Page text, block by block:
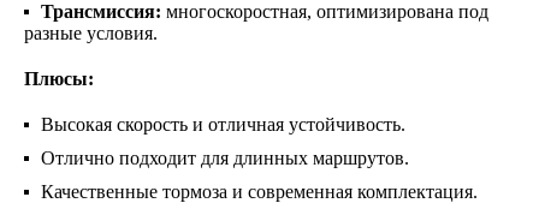
Трансмиссия: многоскоростная, оптимизирована под
разные условия.
Плюсы:
Высокая скорость и отличная устойчивость.
Отлично подходит для длинных маршрутов.
Качественные тормоза и современная комплектация.